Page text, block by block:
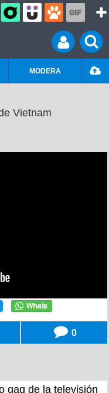
MODERA
Vietnam
0
gag de la televisión